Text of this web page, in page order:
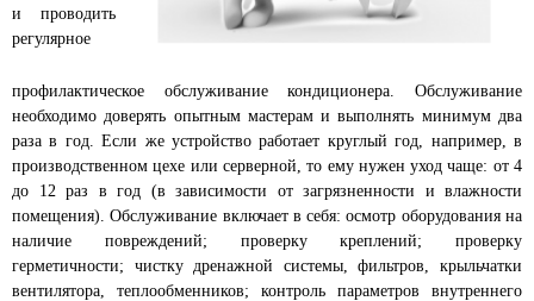
и проводить
регулярное
профилактическое обслуживание кондиционера. Обслуживание
необходимо доверять опытным мастерам и выполнять минимум два
раза в год. Если же устройство работает круглый год, например, в
производственном цехе или серверной, то ему нужен уход чаще: от 4
до 12 раз в год (в зависимости от загрязненности и влажности
помещения). Обслуживание включает в себя: осмотр оборудования на
наличие повреждений; проверку креплений; проверку
герметичности; чистку дренажной системы, фильтров, крыльчатки
вентилятора, теплообменников; контроль параметров внутреннего